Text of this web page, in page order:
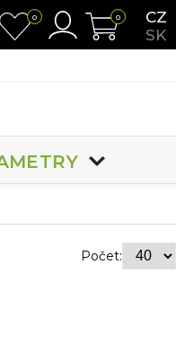
CZ
SK
0 0
Počet: